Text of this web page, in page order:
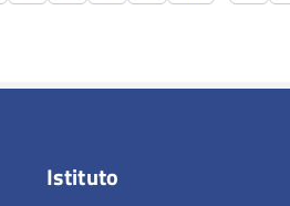
Istituto